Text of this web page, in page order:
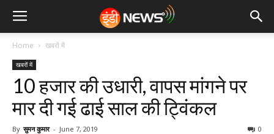
Home खबरों में
खबरों में
10 हजार की उधारी, वापस मांगने पर
मार दी गई ढाई साल की ट्विंकल
By सुमन कुमार - June 7, 2019 0